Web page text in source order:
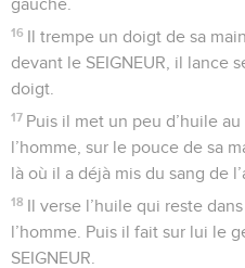
gauche.
16 Il trempe un doigt de sa
devant le SEIGNEUR, il lance
doigt.
17 Puis il met un peu d’huile
l’homme, sur le pouce de sa
là où il a déjà mis du sang de
18 Il verse l’huile qui reste
l’homme. Puis il fait sur lui le
SEIGNEUR.